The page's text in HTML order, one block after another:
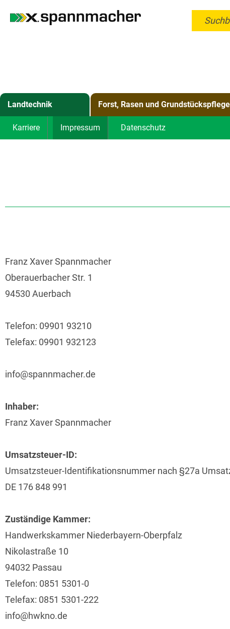
Franz Xaver Spannmacher
Oberauerbacher Str. 1
94530 Auerbach
Telefon: 09901 93210
Telefax: 09901 932123
info@spannmacher.de
Inhaber:
Franz Xaver Spannmacher
Umsatzsteuer-ID:
Umsatzsteuer-Identifikationsnummer nach §27a
DE 176 848 991
Zuständige Kammer:
Handwerkskammer Niederbayern-Oberpfalz
Nikolastraße 10
94032 Passau
Telefon: 0851 5301-0
Telefax: 0851 5301-222
info@hwkno.de
Landtechnik Forst, Rasen und Grundstückspflege
Karriere Impressum Datenschutz